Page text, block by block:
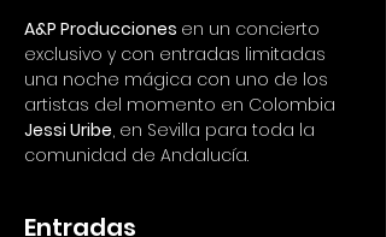
A&P Producciones en un concierto
exclusivo y con entradas limitadas
una noche mágica con uno de los
artistas del momento en Colombia
Jessi Uribe, en Sevilla para toda la
comunidad de Andalucía.
Entradas